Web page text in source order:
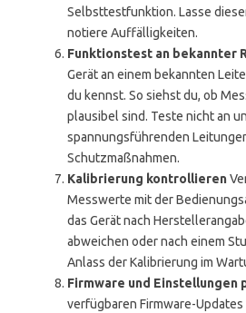
Selbsttestfunktion. Lasse
notiere Auffälligkeiten.
Funktionstest an bekannter
Gerät an einem bekannten
du kennst. So siehst du, ob
plausibel sind. Teste nicht an
spannungsführenden
Schutzmaßnahmen.
Kalibrierung kontrollieren
Messwerte mit der
das Gerät nach
abweichen oder nach einem
Anlass der Kalibrierung im
Firmware und Einstellungen
verfügbaren Firmware-